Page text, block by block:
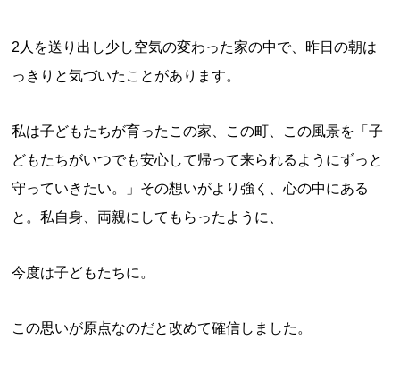
2人を送り出し少し空気の変わった家の中で、昨日の朝は
っきりと気づいたことがあります。
私は子どもたちが育ったこの家、この町、この風景を「子
どもたちがいつでも安心して帰って来られるようにずっと
守っていきたい。」その想いがより強く、心の中にある
と。私自身、両親にしてもらったように、
今度は子どもたちに。
この思いが原点なのだと改めて確信しました。